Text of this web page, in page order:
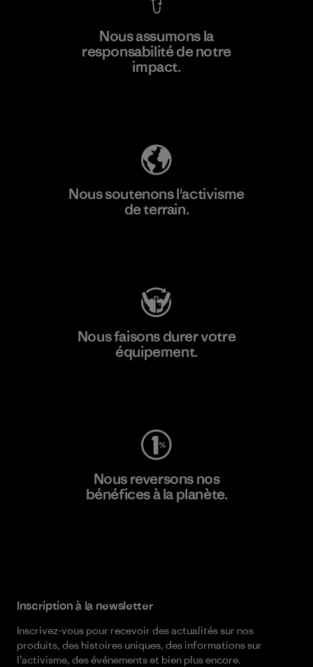
Nous assumons la
responsabilité de notre
impact.
Nous soutenons l'activisme
de terrain.
Nous faisons durer votre
équipement.
Nous reversons nos
bénéfices à la planète.
Inscription à la newsletter
Inscrivez-vous pour recevoir des actualités sur nos
produits, des histoires uniques, des informations sur
l’activisme, des événements et bien plus encore.